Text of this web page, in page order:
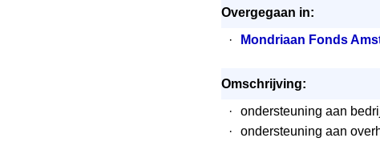
Overgegaan in:
·
Mondriaan Fonds
Omschrijving:
·
ondersteuning aan
·
ondersteuning aan